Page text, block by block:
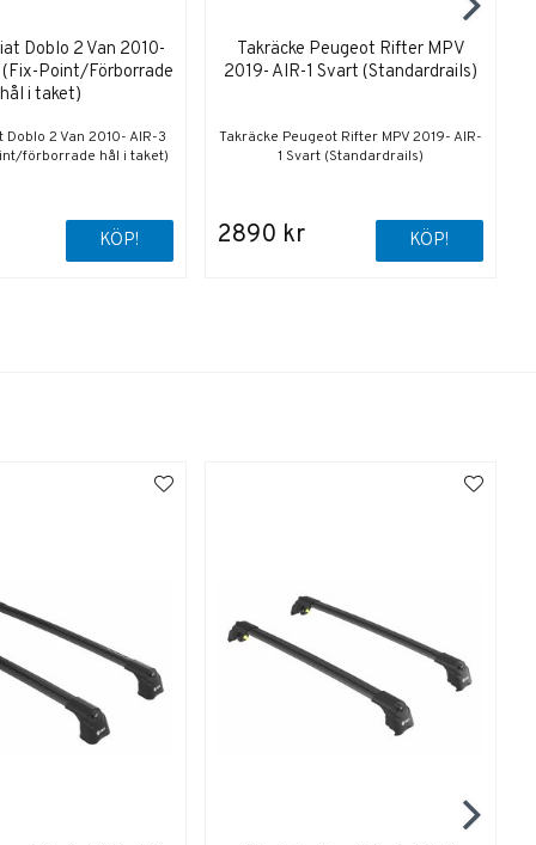
Doblo 2 Van 2010-
Point/Förborrade
hål i taket)
Doblo 2 Van 2010- AIR-3
förborrade hål i taket)
KÖP!
Takräcke Peugeot Rifter MPV
2019- AIR-1 Svart (Standardrails)
Takräcke Peugeot Rifter MPV 2019- AIR-
1 Svart (Standardrails)
2890 kr KÖP!